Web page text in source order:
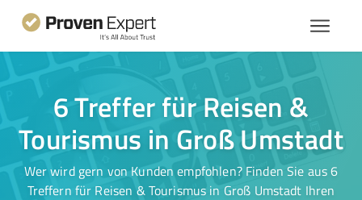
6 Treffer für Reisen &
Tourismus in Groß Umstadt
Wer wird gern von Kunden empfohlen? Finden Sie aus 6
Treffern für Reisen & Tourismus in Groß Umstadt Ihren